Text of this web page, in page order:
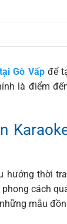
Gò Vấpđể
là điểm
hướng thời
cách
mẫu